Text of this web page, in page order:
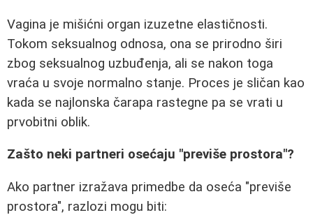
Vagina je mišićni organ izuzetne elastičnosti.
Tokom seksualnog odnosa, ona se prirodno širi
zbog seksualnog uzbuđenja, ali se nakon toga
vraća u svoje normalno stanje. Proces je sličan kao
kada se najlonska čarapa rastegne pa se vrati u
prvobitni oblik.
Zašto neki partneri osećaju "previše prostora"?
Ako partner izražava primedbe da oseća "previše
prostora", razlozi mogu biti: